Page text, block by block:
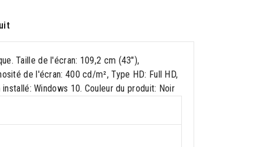
Taille de l'écran: 109,2 cm (43"),
de l'écran: 400 cd/m², Type HD: Full HD,
Windows 10. Couleur du produit: Noir